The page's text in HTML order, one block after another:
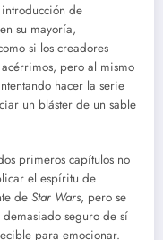
de
su mayoría,
si los creadores
pero al mismo
hacer la serie
un bláster de un sable
primeros capítulos no
el espíritu de
de Star Wars, pero se
seguro de sí
para emocionar.